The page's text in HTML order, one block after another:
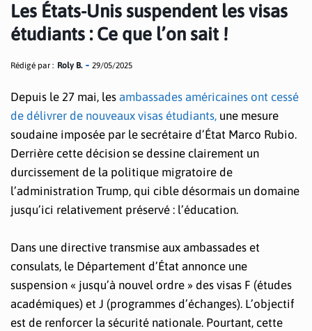
Les États-Unis suspendent les visas
étudiants : Ce que l’on sait !
Rédigé par : Roly B. 29/05/2025
Depuis le 27 mai, les ambassades américaines ont cessé
de délivrer de nouveaux visas étudiants, une mesure
soudaine imposée par le secrétaire d’État Marco Rubio.
Derrière cette décision se dessine clairement un
durcissement de la politique migratoire de
l’administration Trump, qui cible désormais un domaine
jusqu’ici relativement préservé : l’éducation.
Dans une directive transmise aux ambassades et
consulats, le Département d’État annonce une
suspension « jusqu’à nouvel ordre » des visas F (études
académiques) et J (programmes d’échanges). L’objectif
est de renforcer la sécurité nationale. Pourtant, cette